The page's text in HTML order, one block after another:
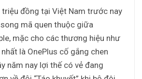
đồng tại Việt Nam trước nay
mã quen thuộc giữa
mặc cho các thương hiệu như
là OnePlus cố gắng chen
năm nay lợi thế có vẻ đang